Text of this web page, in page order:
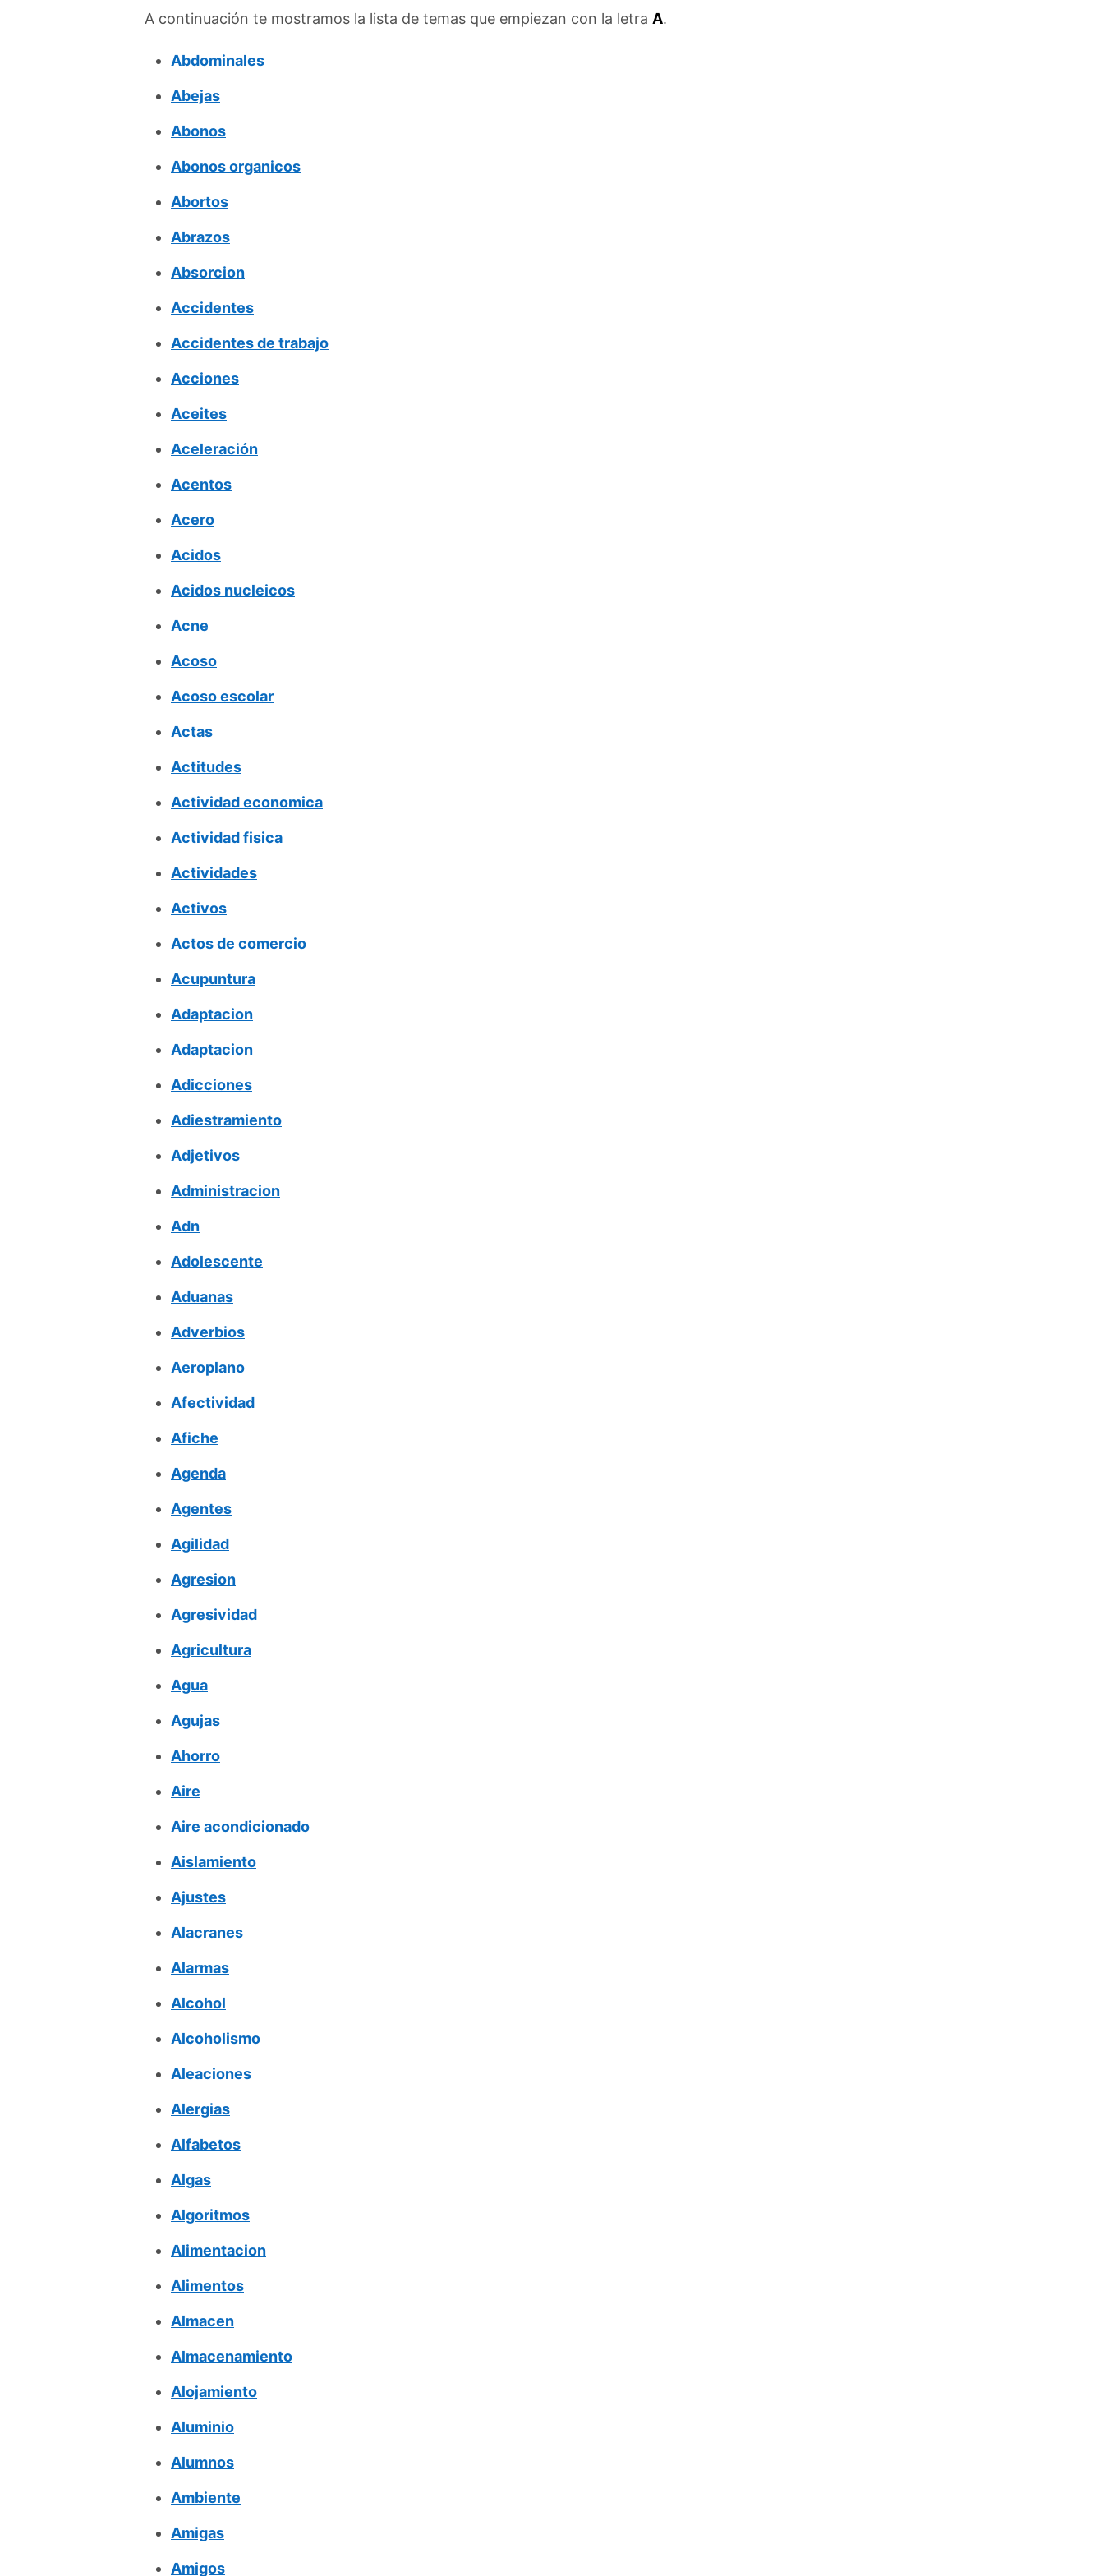
A continuación te mostramos la lista de temas que empiezan con la letra A.
Abdominales
Abejas
Abonos
Abonos organicos
Abortos
Abrazos
Absorcion
Accidentes
Accidentes de trabajo
Acciones
Aceites
Aceleración
Acentos
Acero
Acidos
Acidos nucleicos
Acne
Acoso
Acoso escolar
Actas
Actitudes
Actividad economica
Actividad fisica
Actividades
Activos
Actos de comercio
Acupuntura
Adaptacion
Adaptacion
Adicciones
Adiestramiento
Adjetivos
Administracion
Adn
Adolescente
Aduanas
Adverbios
Aeroplano
Afectividad
Afiche
Agenda
Agentes
Agilidad
Agresion
Agresividad
Agricultura
Agua
Agujas
Ahorro
Aire
Aire acondicionado
Aislamiento
Ajustes
Alacranes
Alarmas
Alcohol
Alcoholismo
Aleaciones
Alergias
Alfabetos
Algas
Algoritmos
Alimentacion
Alimentos
Almacen
Almacenamiento
Alojamiento
Aluminio
Alumnos
Ambiente
Amigas
Amigos